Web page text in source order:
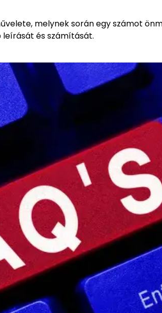
melynek során egy számot
és számítását.